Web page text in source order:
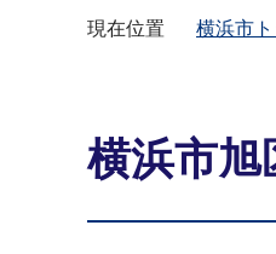
現在位置 横浜市
横浜市旭